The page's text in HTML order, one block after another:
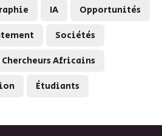
IA
Opportunités
Sociétés
Chercheurs Africains
Étudiants